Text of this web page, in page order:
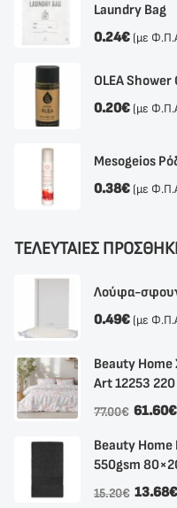
Laundry Bag
0.24€ (με
OLEA Shower
0.20€ (με
Mesogeios
0.38€ (με
ΤΕΛΕΥΤΑΙΕΣ
Λούφα-
0.49€ (με
Beauty Home
Αrt 12253
77.00€ 61.60€
Beauty Home
550gsm
15.20€ 13.68€